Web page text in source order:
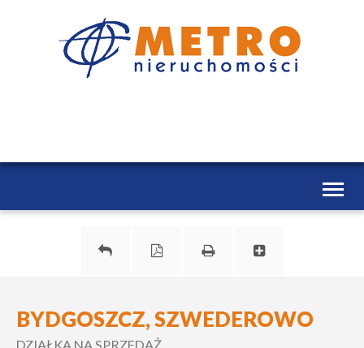
Toggle
BYDGOSZCZ, SZWEDEROWO
DZIAŁKA NA SPRZEDAŻ